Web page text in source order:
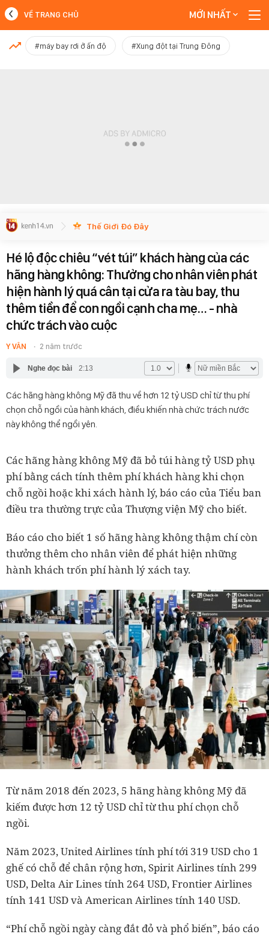
MỚI NHẤT
VỀ TRANG CHỦ MỚI NHẤT
#máy bay rơi ở ấn độ #Xung đột tại Trung Đông
Thế Giới Đó Đây
Hé lộ độc chiêu “vét túi” khách hàng của các
hãng hàng không: Thưởng cho nhân viên phát
hiện hành lý quá cân tại cửa ra tàu bay, thu
thêm tiền để con ngồi cạnh cha mẹ… - nhà
chức trách vào cuộc
Y VÂN 2 năm trước
Nghe đọc bài 2:13
Các hãng hàng không Mỹ đã thu về hơn 12 tỷ USD chỉ từ thu phí
chọn chỗ ngồi của hành khách, điều khiến nhà chức trách nước
này không thể ngồi yên.
Các hãng hàng không Mỹ đã bỏ túi hàng tỷ USD phụ
phí bằng cách tính thêm phí khách hàng khi chọn
chỗ ngồi hoặc khi xách hành lý, báo cáo của Tiểu ban
điều tra thường trực của Thượng viện Mỹ cho biết.
Báo cáo cho biết 1 số hãng hàng không thậm chí còn
thưởng thêm cho nhân viên để phát hiện những
hành khách trốn phí hành lý xách tay.
Từ năm 2018 đến 2023, 5 hãng hàng không Mỹ đã
kiếm được hơn 12 tỷ USD chỉ từ thu phí chọn chỗ
ngồi.
Năm 2023, United Airlines tính phí tới 319 USD cho 1
ghế có chỗ để chân rộng hơn, Spirit Airlines tính 299
USD, Delta Air Lines tính 264 USD, Frontier Airlines
tính 141 USD và American Airlines tính 140 USD.
“Phí chỗ ngồi ngày càng đắt đỏ và phổ biến”, báo cáo